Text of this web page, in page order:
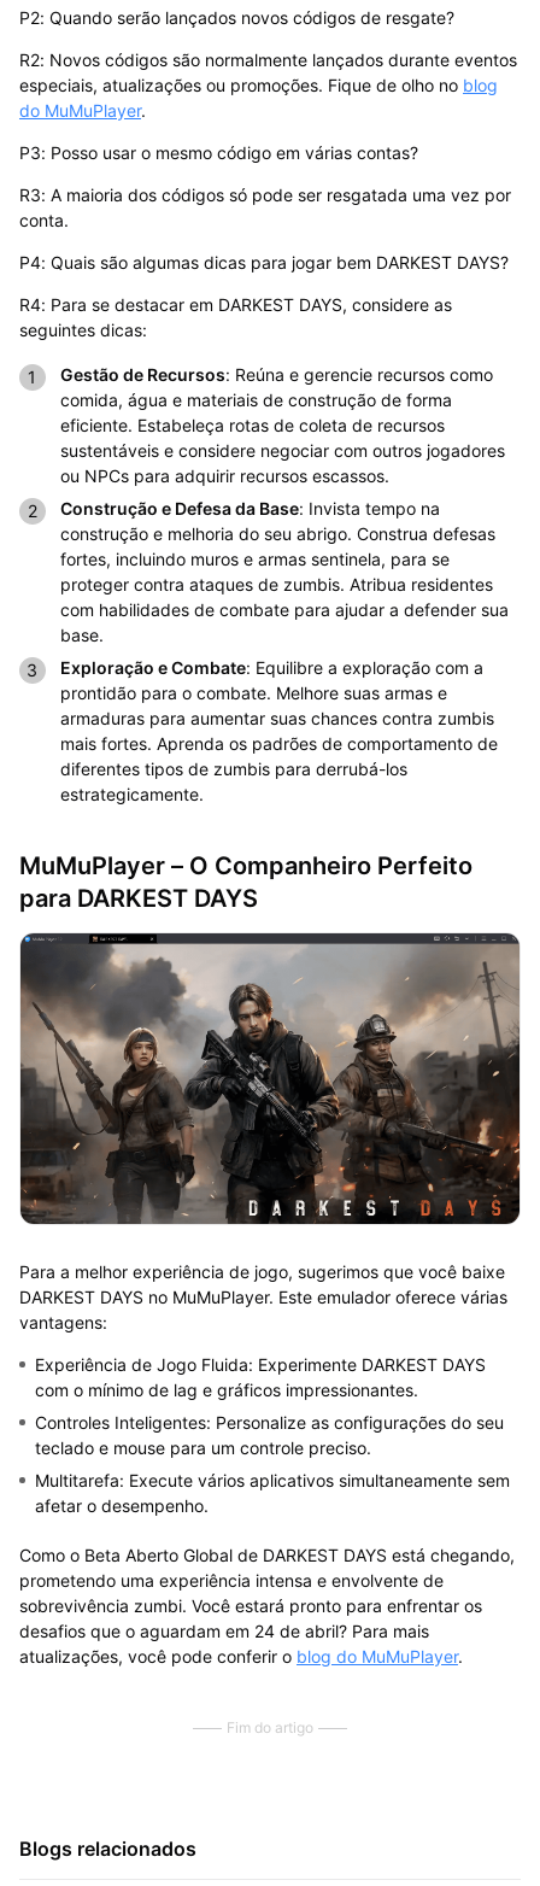
P2: Quando serão lançados novos códigos de resgate?
R2: Novos códigos são normalmente lançados durante eventos
especiais, atualizações ou promoções. Fique de olho no blog
do MuMuPlayer.
P3: Posso usar o mesmo código em várias contas?
R3: A maioria dos códigos só pode ser resgatada uma vez por
conta.
P4: Quais são algumas dicas para jogar bem DARKEST DAYS?
R4: Para se destacar em DARKEST DAYS, considere as
seguintes dicas:
Gestão de Recursos: Reúna e gerencie recursos como
comida, água e materiais de construção de forma
eficiente. Estabeleça rotas de coleta de recursos
sustentáveis e considere negociar com outros jogadores
ou NPCs para adquirir recursos escassos.
Construção e Defesa da Base: Invista tempo na
construção e melhoria do seu abrigo. Construa defesas
fortes, incluindo muros e armas sentinela, para se
proteger contra ataques de zumbis. Atribua residentes
com habilidades de combate para ajudar a defender sua
base.
Exploração e Combate: Equilibre a exploração com a
prontidão para o combate. Melhore suas armas e
armaduras para aumentar suas chances contra zumbis
mais fortes. Aprenda os padrões de comportamento de
diferentes tipos de zumbis para derrubá-los
estrategicamente.
MuMuPlayer – O Companheiro Perfeito
para DARKEST DAYS
Para a melhor experiência de jogo, sugerimos que você baixe
DARKEST DAYS no MuMuPlayer. Este emulador oferece várias
vantagens:
Experiência de Jogo Fluida: Experimente DARKEST DAYS
com o mínimo de lag e gráficos impressionantes.
Controles Inteligentes: Personalize as configurações do seu
teclado e mouse para um controle preciso.
Multitarefa: Execute vários aplicativos simultaneamente sem
afetar o desempenho.
Como o Beta Aberto Global de DARKEST DAYS está chegando,
prometendo uma experiência intensa e envolvente de
sobrevivência zumbi. Você estará pronto para enfrentar os
desafios que o aguardam em 24 de abril? Para mais
atualizações, você pode conferir o blog do MuMuPlayer.
Fim do artigo
Blogs relacionados